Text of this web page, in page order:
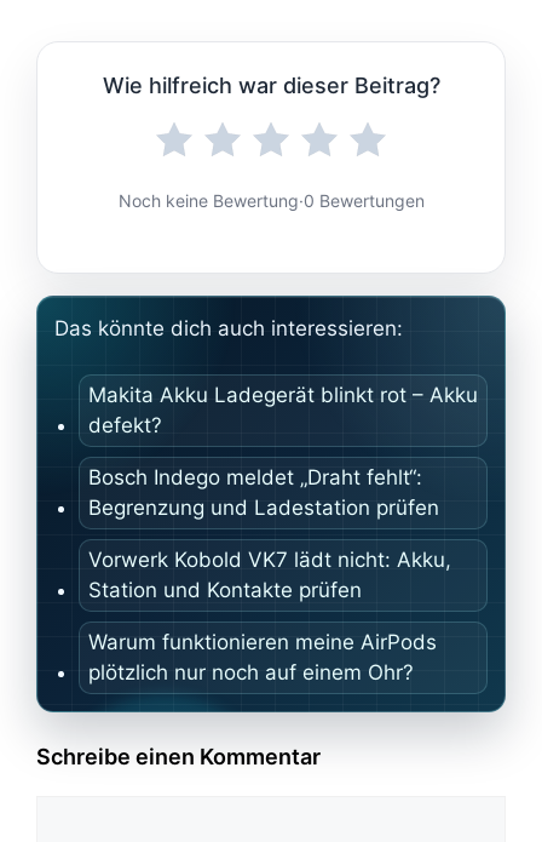
Wie hilfreich war dieser Beitrag?
Noch keine Bewertung·0 Bewertungen
Das könnte dich auch interessieren:
Makita Akku Ladegerät blinkt rot – Akku
defekt?
Bosch Indego meldet „Draht fehlt“:
Begrenzung und Ladestation prüfen
Vorwerk Kobold VK7 lädt nicht: Akku,
Station und Kontakte prüfen
Warum funktionieren meine AirPods
plötzlich nur noch auf einem Ohr?
Schreibe einen Kommentar